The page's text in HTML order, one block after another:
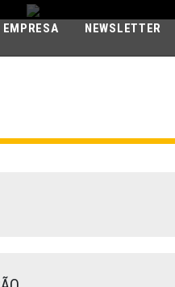
NEWSLETTER
EMPRESA